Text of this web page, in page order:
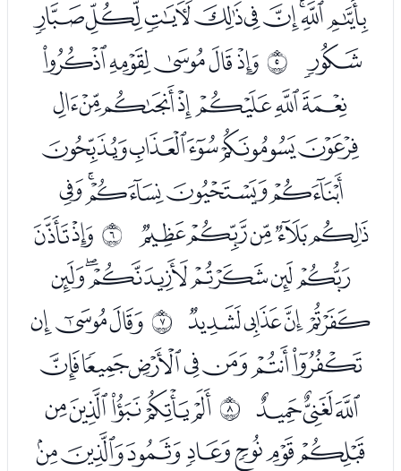
ﯙﯚﯛﯜﯝﯞﯟﯠﯡ
ﯢ ﰄﭑﭒﭓﭔﭕ
ﭖﭗﭘﭙﭚﭛﭜ
ﭝﭞﭟﭠﭡ
ﭢﭣﭤﭥﭦ
ﭧﭨﭩﭪﭫ ﰅﭭﭮ
ﭯﭰﭱﭲﭳﭴ
ﭵﭶﭷﭸ ﰆﭺﭻﭼ
ﭽﭾﭿﮀﮁﮂﮃ
ﮄﮅﮆ ﰇﮈﮉﮊﮋﮌ
ﮍﮎﮏﮐﮑﮒﮓ